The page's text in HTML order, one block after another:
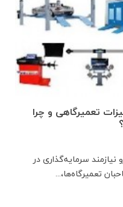
تعمیرگاهی و چرا
نیازمند سرمایه‌گذاری در
تعمیرگاه‌ها،...